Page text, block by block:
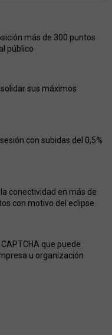
más de 300 puntos
público
sus máximos
con subidas del 0,5%
conectividad en más de
con motivo del eclipse
que puede
u organización